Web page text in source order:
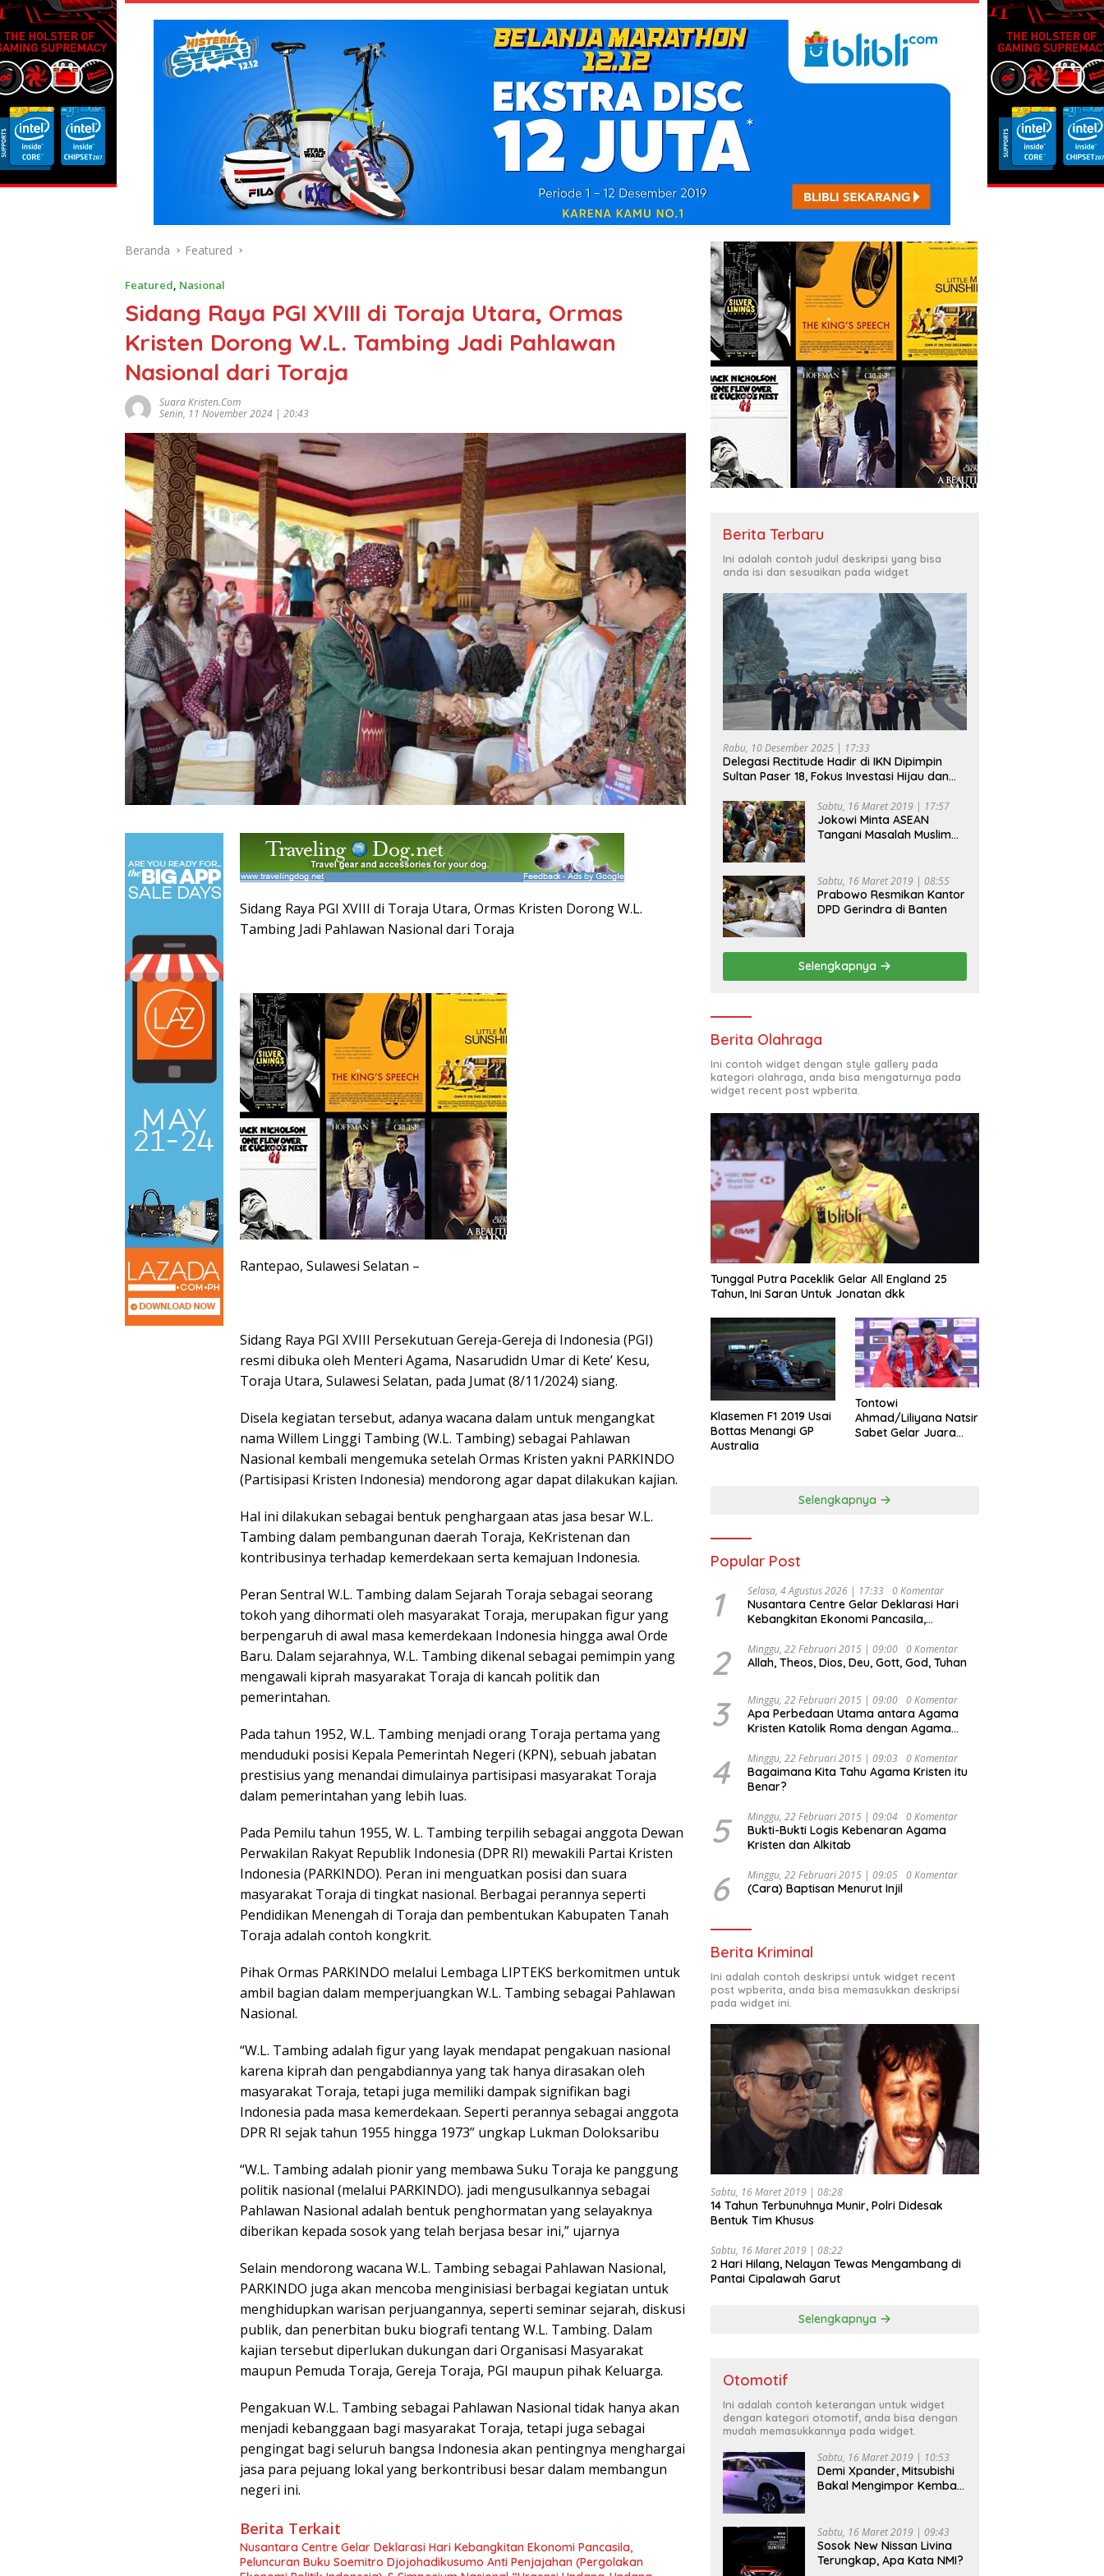
Beranda Featured
Featured, Nasional
Sidang Raya PGI XVIII di Toraja Utara, Ormas
Kristen Dorong W.L. Tambing Jadi Pahlawan
Nasional dari Toraja
Suara Kristen.com
Senin, 11 November 2024 | 20:43
Sidang Raya PGI XVIII di Toraja Utara, Ormas Kristen Dorong W.L.
Tambing Jadi Pahlawan Nasional dari Toraja
Rantepao, Sulawesi Selatan –
Sidang Raya PGI XVIII Persekutuan Gereja-Gereja di Indonesia (PGI)
resmi dibuka oleh Menteri Agama, Nasarudidn Umar di Kete’ Kesu,
Toraja Utara, Sulawesi Selatan, pada Jumat (8/11/2024) siang.
Disela kegiatan tersebut, adanya wacana dalam untuk mengangkat
nama Willem Linggi Tambing (W.L. Tambing) sebagai Pahlawan
Nasional kembali mengemuka setelah Ormas Kristen yakni PARKINDO
(Partisipasi Kristen Indonesia) mendorong agar dapat dilakukan kajian.
Hal ini dilakukan sebagai bentuk penghargaan atas jasa besar W.L.
Tambing dalam pembangunan daerah Toraja, KeKristenan dan
kontribusinya terhadap kemerdekaan serta kemajuan Indonesia.
Peran Sentral W.L. Tambing dalam Sejarah Toraja sebagai seorang
tokoh yang dihormati oleh masyarakat Toraja, merupakan figur yang
berpengaruh di awal masa kemerdekaan Indonesia hingga awal Orde
Baru. Dalam sejarahnya, W.L. Tambing dikenal sebagai pemimpin yang
mengawali kiprah masyarakat Toraja di kancah politik dan
pemerintahan.
Pada tahun 1952, W.L. Tambing menjadi orang Toraja pertama yang
menduduki posisi Kepala Pemerintah Negeri (KPN), sebuah jabatan
prestisius yang menandai dimulainya partisipasi masyarakat Toraja
dalam pemerintahan yang lebih luas.
Pada Pemilu tahun 1955, W. L. Tambing terpilih sebagai anggota Dewan
Perwakilan Rakyat Republik Indonesia (DPR RI) mewakili Partai Kristen
Indonesia (PARKINDO). Peran ini menguatkan posisi dan suara
masyarakat Toraja di tingkat nasional. Berbagai perannya seperti
Pendidikan Menengah di Toraja dan pembentukan Kabupaten Tanah
Toraja adalah contoh kongkrit.
Pihak Ormas PARKINDO melalui Lembaga LIPTEKS berkomitmen untuk
ambil bagian dalam memperjuangkan W.L. Tambing sebagai Pahlawan
Nasional.
“W.L. Tambing adalah figur yang layak mendapat pengakuan nasional
karena kiprah dan pengabdiannya yang tak hanya dirasakan oleh
masyarakat Toraja, tetapi juga memiliki dampak signifikan bagi
Indonesia pada masa kemerdekaan. Seperti perannya sebagai anggota
DPR RI sejak tahun 1955 hingga 1973” ungkap Lukman Doloksaribu
“W.L. Tambing adalah pionir yang membawa Suku Toraja ke panggung
politik nasional (melalui PARKINDO). jadi mengusulkannya sebagai
Pahlawan Nasional adalah bentuk penghormatan yang selayaknya
diberikan kepada sosok yang telah berjasa besar ini,” ujarnya
Selain mendorong wacana W.L. Tambing sebagai Pahlawan Nasional,
PARKINDO juga akan mencoba menginisiasi berbagai kegiatan untuk
menghidupkan warisan perjuangannya, seperti seminar sejarah, diskusi
publik, dan penerbitan buku biografi tentang W.L. Tambing. Dalam
kajian tersebut diperlukan dukungan dari Organisasi Masyarakat
maupun Pemuda Toraja, Gereja Toraja, PGI maupun pihak Keluarga.
Pengakuan W.L. Tambing sebagai Pahlawan Nasional tidak hanya akan
menjadi kebanggaan bagi masyarakat Toraja, tetapi juga sebagai
pengingat bagi seluruh bangsa Indonesia akan pentingnya menghargai
jasa para pejuang lokal yang berkontribusi besar dalam membangun
negeri ini.
Berita Terkait
Nusantara Centre Gelar Deklarasi Hari Kebangkitan Ekonomi Pancasila,
Peluncuran Buku Soemitro Djojohadikusumo Anti Penjajahan (Pergolakan
Berita Terbaru
Ini adalah contoh judul deskripsi yang bisa
anda isi dan sesuaikan pada widget
Rabu, 10 Desember 2025 | 17:33
Delegasi Rectitude Hadir di IKN Dipimpin
Sultan Paser 18, Fokus Investasi Hijau dan
Sabtu, 16 Maret 2019 | 17:57
Jokowi Minta ASEAN
Tangani Masalah Muslim
Sabtu, 16 Maret 2019 | 08:55
Prabowo Resmikan Kantor
DPD Gerindra di Banten
Selengkapnya
Berita Olahraga
Ini contoh widget dengan style gallery pada
kategori olahraga, anda bisa mengaturnya pada
widget recent post wpberita.
Tunggal Putra Paceklik Gelar All England 25
Tahun, Ini Saran Untuk Jonatan dkk
Klasemen F1 2019 Usai
Bottas Menangi GP
Australia
Tontowi
Ahmad/Liliyana Natsir
Sabet Gelar Juara
Selengkapnya
Popular Post
1 Selasa, 4 Agustus 2026 | 17:33 0 Komentar
Nusantara Centre Gelar Deklarasi Hari
Kebangkitan Ekonomi Pancasila,
Djojohadikusumo Anti Penjajahan
(Pergolakan Ekonomi Politik Indonesia) &
Undang Perekonomian Nasional dan
Kesejahteraan Sosial dalam Menata
Bangsa Menuju Indonesia Emas 2045”,
2 Minggu, 22 Februari 2015 | 09:00 0 Komentar
Allah, Theos, Dios, Deu, Gott, God, Tuhan
3 Minggu, 22 Februari 2015 | 09:00 0 Komentar
Apa Perbedaan Utama antara Agama
Kristen Katolik Roma dengan Agama
4 Minggu, 22 Februari 2015 | 09:03 0 Komentar
Bagaimana Kita Tahu Agama Kristen itu
Benar?
5 Minggu, 22 Februari 2015 | 09:04 0 Komentar
Bukti-Bukti Logis Kebenaran Agama
Kristen dan Alkitab
6 Minggu, 22 Februari 2015 | 09:05 0 Komentar
(Cara) Baptisan Menurut Injil
Berita Kriminal
Ini adalah contoh deskripsi untuk widget recent
post wpberita, anda bisa memasukkan deskripsi
pada widget ini.
Sabtu, 16 Maret 2019 | 08:28
14 Tahun Terbunuhnya Munir, Polri Didesak
Bentuk Tim Khusus
Sabtu, 16 Maret 2019 | 08:22
2 Hari Hilang, Nelayan Tewas Mengambang di
Pantai Cipalawah Garut
Selengkapnya
Otomotif
Ini adalah contoh keterangan untuk widget
dengan kategori otomotif, anda bisa dengan
mudah memasukkannya pada widget.
Sabtu, 16 Maret 2019 | 10:53
Demi Xpander, Mitsubishi
Bakal Mengimpor Kembali
Sabtu, 16 Maret 2019 | 09:43
Sosok New Nissan Livina
Terungkap, Apa Kata NMI?